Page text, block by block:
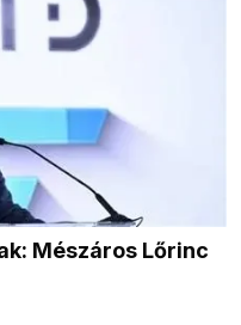
Mészáros Lőrinc